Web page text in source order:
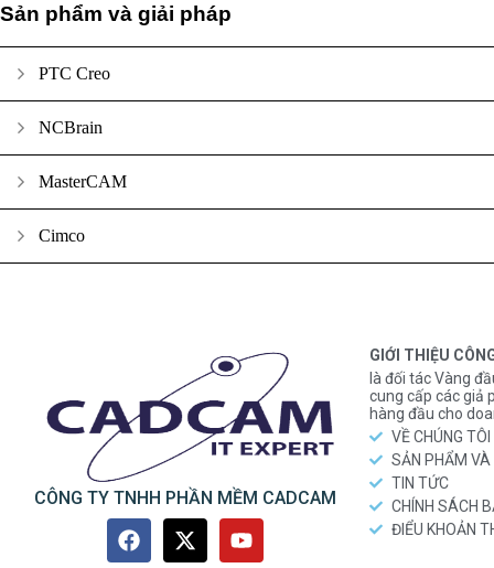
Sản phẩm và giải pháp
PTC Creo
NCBrain
MasterCAM
Cimco
CÔNG TY TNHH PHẦN MỀM CADCAM
GIỚI THIỆU
là đối tác Vàng
cung cấp các giả
hàng đầu cho
VỀ CHÚNG TÔI
SẢN PHẨM VÀ
TIN TỨC
CHÍNH SÁCH
ĐIỂU KHOẢN